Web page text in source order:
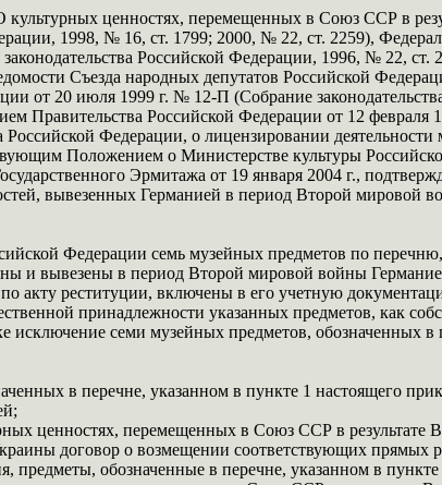
ценностях, перемещенных в Союз ССР в
1998, № 16, ст. 1799; 2000, № 22, ст. 2259),
Российской Федерации, 1996, № 22,
Съезда народных депутатов Российской
от 20 июля 1999 г. № 12-П (Собрание
Правительства Российской Федерации от 12
Федерации, о лицензировании деятельности
Положением о Министерстве культуры
Эрмитажа от 19 января 2004 г.,
вывезенных Германией в период Второй мировой
Федерации семь музейных предметов по
и вывезены в период Второй мировой войны
акту реституции, включены в его учетную
принадлежности указанных предметов, как
семи музейных предметов, обозначенных в
в перечне, указанном в пункте 1 настоящего
ценностях, перемещенных в Союз ССР в
договор о возмещении соответствующих прямых
обозначенные в перечне, указанном в пункте